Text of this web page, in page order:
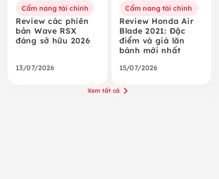
Cẩm nang tài chính
Review các phiên
bản Wave RSX
đáng sở hữu 2026
13/07/2026
Cẩm nang tài chính
Review Honda Air
Blade 2021: Đặc
điểm và giá lăn
bánh mới nhất
15/07/2026
Xem tất cả